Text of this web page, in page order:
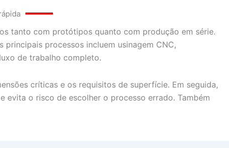
tanto com protótipos quanto com produção em série.
processos incluem usinagem CNC,
de trabalho completo.
críticas e os requisitos de superfície. Em seguida,
evita o risco de escolher o processo errado. Também